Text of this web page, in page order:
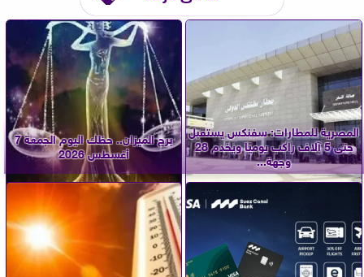
المصرية للمطارات: سفنكس يستقبل
حتى 5 آلاف راكب يوميًا ويخدم 28
وجهة...
برج الميزان.. حظك اليوم الجمعة 7
أغسطس 2026